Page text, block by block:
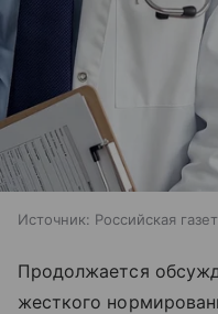
Источник: Российская
Продолжается
жесткого